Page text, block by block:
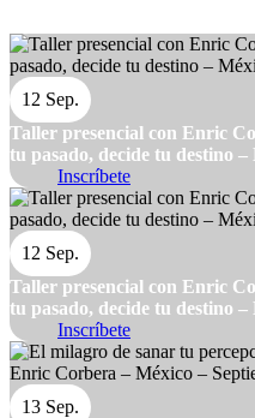
12 Sep.
Taller presencial con Enric
tu pasado, decide tu destino
Inscríbete
12 Sep.
Taller presencial con Enric
tu pasado, decide tu destino
Inscríbete
13 Sep.